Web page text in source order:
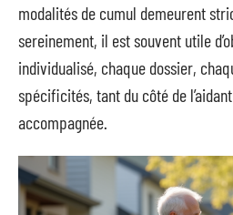
modalités de cumul demeurent
sereinement, il est souvent utile
individualisé, chaque dossier,
spécificités, tant du côté de
accompagnée.